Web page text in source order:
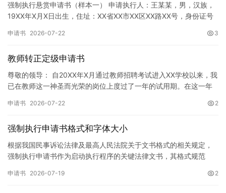
强制执行悬赏申请书（样本一） 申请执行人：王某某，男，汉族，
19XX年X月X日出生，住址：XX省XX市XX区XX路XX号，身份证号
申请书 2026-07-22 3
教师转正定级申请书
尊敬的领导： 自20XX年X月通过教师招聘考试进入XX学校以来，我
已在教师这一神圣而光荣的岗位上度过了一年的试用期。在这一年
申请书 2026-07-22 2
强制执行申请书格式和字体大小
根据我国民事诉讼法律及最高人民法院关于文书格式的相关规定，
强制执行申请书作为启动执行程序的关键法律文书，其格式规范
纸张与…
申请书 2026-07-19 2